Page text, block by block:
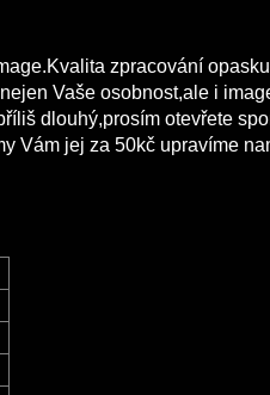
zpracování
Vaše osobnost,ale i
dlouhý,prosím otevřete
Vám jej za 50kč upravíme